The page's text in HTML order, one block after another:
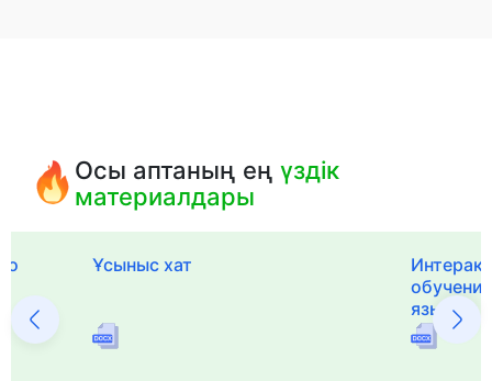
Осы аптаның еңүздік
материалдары
Ұсыныс хат
языка и